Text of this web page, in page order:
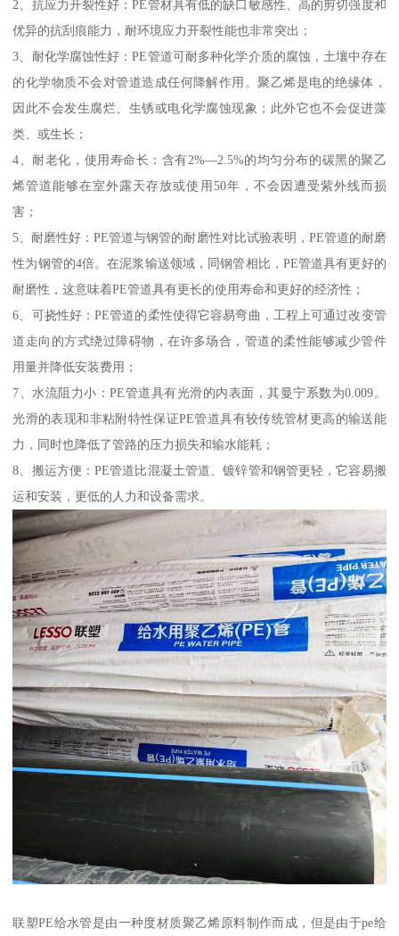
2、抗应力开裂性好：PE管材具有低的缺口敏感性、高的剪切强度和
优异的抗刮痕能力，耐环境应力开裂性能也非常突出；
3、耐化学腐蚀性好：PE管道可耐多种化学介质的腐蚀，土壤中存在
的化学物质不会对管道造成任何降解作用。聚乙烯是电的绝缘体，
因此不会发生腐烂、生锈或电化学腐蚀现象；此外它也不会促进藻
类、或生长；
4、耐老化，使用寿命长：含有2%—2.5%的均匀分布的碳黑的聚乙
烯管道能够在室外露天存放或使用50年，不会因遭受紫外线而损
害；
5、耐磨性好：PE管道与钢管的耐磨性对比试验表明，PE管道的耐磨
性为钢管的4倍。在泥浆输送领域，同钢管相比，PE管道具有更好的
耐磨性，这意味着PE管道具有更长的使用寿命和更好的经济性；
6、可挠性好：PE管道的柔性使得它容易弯曲，工程上可通过改变管
道走向的方式绕过障碍物，在许多场合，管道的柔性能够减少管件
用量并降低安装费用；
7、水流阻力小：PE管道具有光滑的内表面，其曼宁系数为0.009。
光滑的表现和非粘附特性保证PE管道具有较传统管材更高的输送能
力，同时也降低了管路的压力损失和输水能耗；
8、搬运方便：PE管道比混凝土管道、镀锌管和钢管更轻，它容易搬
运和安装，更低的人力和设备需求。
联塑PE给水管是由一种度材质聚乙烯原料制作而成，但是由于pe给